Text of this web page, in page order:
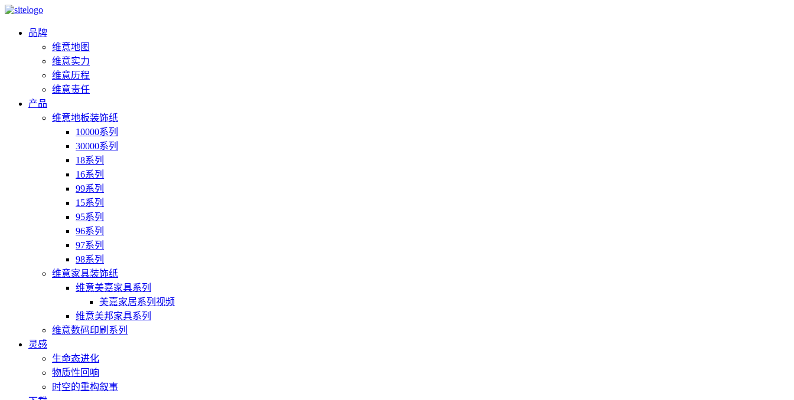
品牌
维意地图
维意实力
维意历程
维意责任
产品
维意地板装饰纸
10000系列
30000系列
18系列
16系列
99系列
15系列
95系列
96系列
97系列
98系列
维意家具装饰纸
维意美嘉家具系列
美嘉家居系列视频
维意美邦家具系列
维意数码印刷系列
灵感
生命态进化
物质性回响
时空的重构叙事